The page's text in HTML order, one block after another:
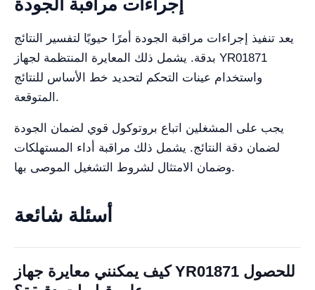
إجراءات مراقبة الجودة
يعد تنفيذ إجراءات مراقبة الجودة أمرًا حيويًا لتفسير النتائج
بدقة. يشمل ذلك المعايرة المنتظمة لجهاز YR01871
واستخدام عينات التحكم لتحديد خط الأساس للنتائج
المتوقعة.
يجب على المشغلين اتباع بروتوكول قوي لضمان الجودة
لضمان دقة النتائج. يشمل ذلك مراقبة أداء المستهلكات
وضمان الامتثال لشروط التشغيل الموصى بها.
أسئلة شائعة
كيف يمكنني معايرة جهاز YR01871 للحصول